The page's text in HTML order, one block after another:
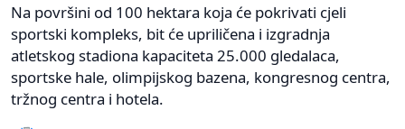
Na površini od 100 hektara koja će pokrivati ​​cjeli
sportski kompleks, bit će upriličena i izgradnja
atletskog stadiona kapaciteta 25.000 gledalaca,
sportske hale, olimpijskog bazena, kongresnog centra,
tržnog centra i hotela.